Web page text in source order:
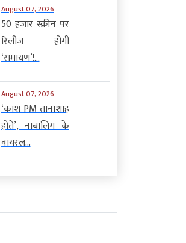
August 07, 2026
50 हजार स्क्रीन पर
रिलीज होगी
‘रामायण’!...
August 07, 2026
‘काश PM तानाशाह
होते’, नाबालिग के
वायरल...